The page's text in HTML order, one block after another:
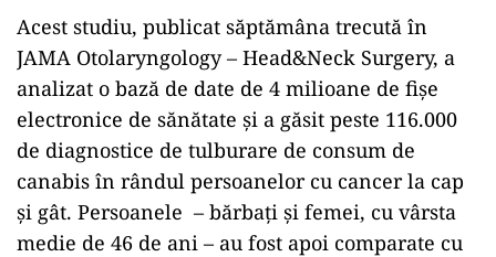
Acest studiu, publicat săptămâna trecută în
JAMA Otolaryngology – Head&Neck Surgery, a
analizat o bază de date de 4 milioane de fișe
electronice de sănătate și a găsit peste 116.000
de diagnostice de tulburare de consum de
canabis în rândul persoanelor cu cancer la cap
și gât. Persoanele – bărbați și femei, cu vârsta
medie de 46 de ani – au fost apoi comparate cu